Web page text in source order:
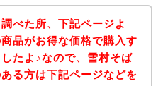
べた所、下記ページよ
品がお得な価格で購入す
たよ♪なので、雪村そば
る方は下記ページなどを